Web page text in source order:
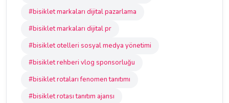
#bisiklet markaları dijital pazarlama
#bisiklet markaları dijital pr
#bisiklet otelleri sosyal medya yönetimi
#bisiklet rehberi vlog sponsorluğu
#bisiklet rotaları fenomen tanıtımı
#bisiklet rotası tanıtım ajansı